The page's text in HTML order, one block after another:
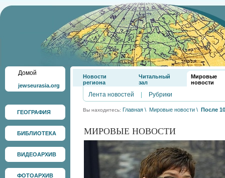
Домой
jewseurasia.org
ГЕОГРАФИЯ
БИБЛИОТЕКА
ВИДЕОАРХИВ
ФОТОАРХИВ
Новости
региона
Читальный
зал
Мировые
новости
Лента новостей Рубрики
Вы находитесь: Главная \ Мировые новости \ После
МИРОВЫЕ НОВОСТИ